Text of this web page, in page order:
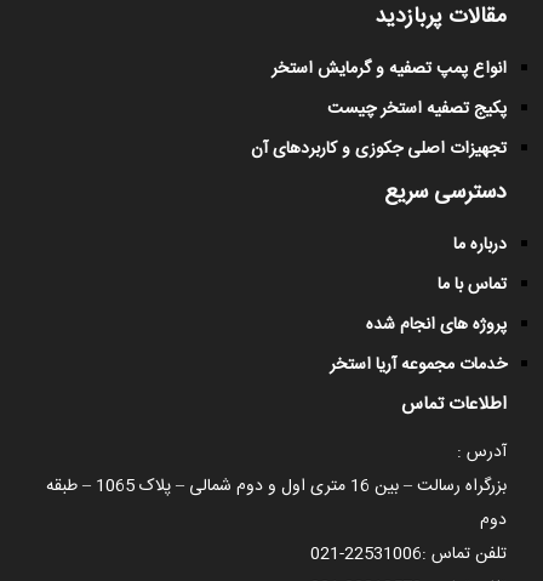
مقالات پربازدید
انواع پمپ تصفیه و گرمایش استخر
پکیج تصفیه استخر چیست
تجهیزات اصلی جکوزی و کاربردهای آن
دسترسی سریع
درباره ما
تماس با ما
پروژه های انجام شده
خدمات مجموعه آریا استخر
اطلاعات تماس
آدرس :
بزرگراه رسالت – بین 16 متری اول و دوم شمالی – پلاک 1065 – طبقه
دوم
تلفن تماس :021-22531006